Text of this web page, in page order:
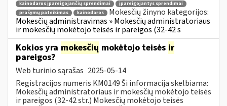
kainodaros įpareigojančių sprendimai
įpareigojantys sprendimai
prašymų pateikimas
kainodaros
Mokesčių žinyno kategorijos:
Mokesčių administravimas » Mokesčių administratoriaus
ir mokesčių mokėtojo teisės ir pareigos (32-42 s
Kokios yra mokesčių mokėtojo teisės ir
pareigos?
Web turinio sąrašas 2025-05-14
Registracijos numeris KM0149 Ši informacija skelbiama:
Mokesčių administratoriaus ir mokesčių mokėtojo teisės
ir pareigos (32-42 str.) Mokesčių mokėtojo teisės